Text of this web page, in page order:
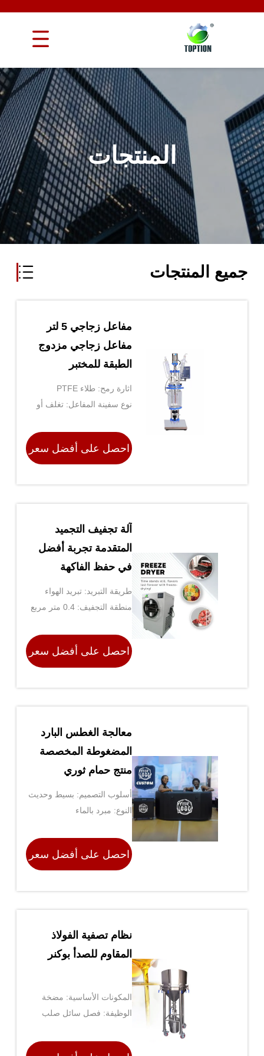
المنتجات
جميع المنتجات
مفاعل زجاجي 5 لتر
مفاعل زجاجي مزدوج
الطبقة للمختبر
اثارة رمح: طلاء PTFE
نوع سفينة المفاعل: تغلف أو
احصل على أفضل سعر
آلة تجفيف التجميد
المتقدمة تجربة أفضل
في حفظ الفاكهة
طريقة التبريد: تبريد الهواء
منطقة التجفيف: 0.4 متر مربع
احصل على أفضل سعر
معالجة الغطس البارد
المضغوطة المخصصة
منتج حمام ثوري
للرياضي
أسلوب التصميم: بسيط وحديث
النوع: مبرد بالماء
احصل على أفضل سعر
نظام تصفية الفولاذ
المقاوم للصدأ بوكنر
المكونات الأساسية: مضخة
الوظيفة: فصل سائل صلب